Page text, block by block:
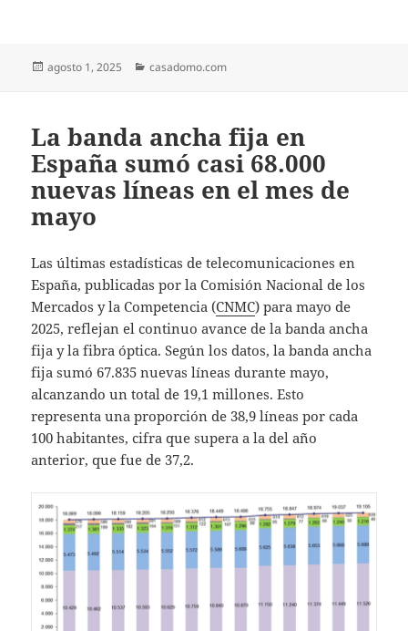
Publicado
agosto 1, 2025 Categorías
casadomo.com
La banda ancha fija en
España sumó casi 68.000
nuevas líneas en el mes de
mayo
Las últimas estadísticas de telecomunicaciones en
España, publicadas por la Comisión Nacional de los
Mercados y la Competencia (CNMC) para mayo de
2025, reflejan el continuo avance de la banda ancha
fija y la fibra óptica. Según los datos, la banda ancha
fija sumó 67.835 nuevas líneas durante mayo,
alcanzando un total de 19,1 millones. Esto
representa una proporción de 38,9 líneas por cada
100 habitantes, cifra que supera a la del año
anterior, que fue de 37,2.